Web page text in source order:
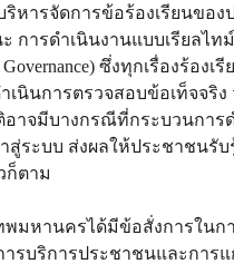
หารจัดการข้อร้องเรียนข
การดำเนินงานแบบเรียลไ
ซึ่งทุกเรื่องร้อ
นินการตรวจสอบข้อเท็จจ
าจมีบางกรณีที่กระบวนกา
สู่ระบบ ส่งผลให้ประชาชนรั
ก็ตาม
พมหานครได้มีข้อสั่งการใ
บริการประชาชนและการแ